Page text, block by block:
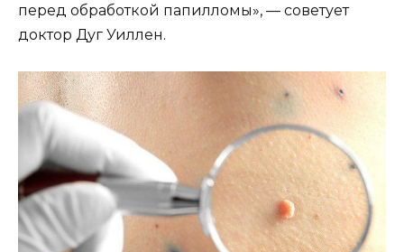
перед обработкой папилломы», — советует
доктор Дуг Уиллен.